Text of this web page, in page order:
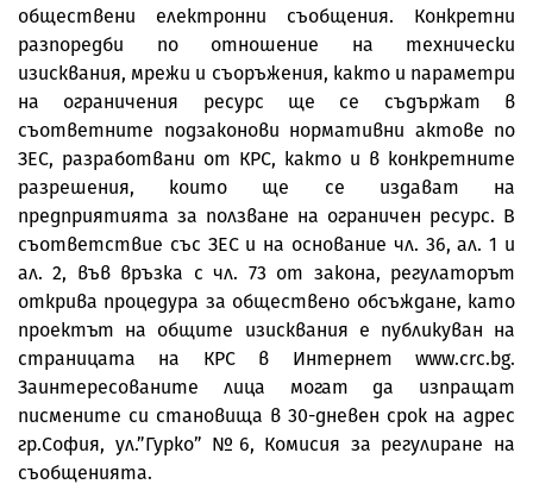
обществени електронни съобщения. Конкретни
разпоредби по отношение на технически
изисквания, мрежи и съоръжения, както и параметри
на ограничения ресурс ще се съдържат в
съответните подзаконови нормативни актове по
ЗЕС, разработвани от КРС, както и в конкретните
разрешения, които ще се издават на
предприятията за ползване на ограничен ресурс. В
съответствие със ЗЕС и на основание чл. 36, ал. 1 и
ал. 2, във връзка с чл. 73 от закона, регулаторът
открива процедура за обществено обсъждане, като
проектът на общите изисквания е публикуван на
страницата на КРС в Интернет www.crc.bg.
Заинтересованите лица могат да изпращат
писмените си становища в 30-дневен срок на адрес
гр.София, ул.”Гурко” №6, Комисия за регулиране на
съобщенията.